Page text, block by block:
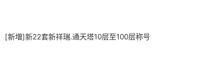
[新増]新22套新祥瑞.通天塔10层至100层称号